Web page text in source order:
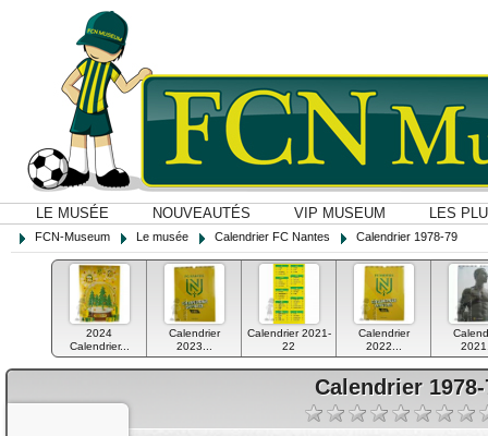
LE MUSÉE NOUVEAUTÉS VIP MUSEUM LES
FCN-Museum Le musée Calendrier FC Nantes Calendrier 1978-79
2024
Calendrier...
Calendrier
2023...
Calendrier 2021-
22
Calendrier
2022...
Calendrier 1978-